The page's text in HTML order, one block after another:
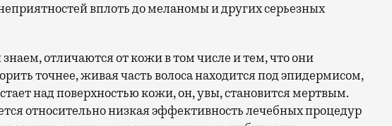
вплоть до меланомы и других серьезных
отличаются от кожи в том числе и тем, что они
точнее, живая часть волоса находится под эпидермисом,
над поверхностью кожи, он, увы, становится мертвым.
относительно низкая эффективность лечебных процедур